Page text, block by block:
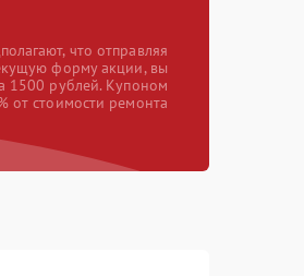
что отправляя
форму акции, вы
1500 рублей. Купоном
от стоимости ремонта